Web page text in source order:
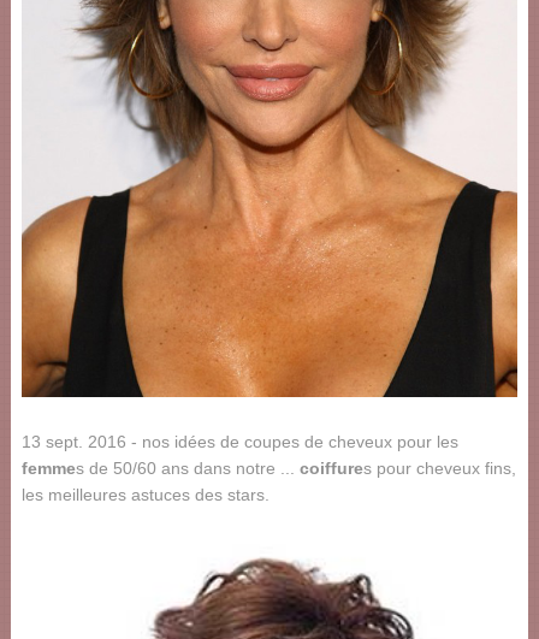
13 sept. 2016 - nos idées de coupes de cheveux pour les
femmes de 50/60 ans dans notre ... coiffures pour cheveux fins,
les meilleures astuces des stars.